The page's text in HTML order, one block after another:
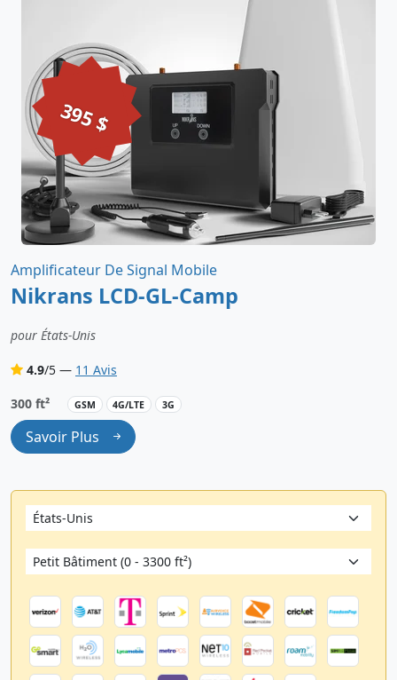
Amplificateur De Signal Mobile
Nikrans LCD-GL-Camp
pour États-Unis
4.9/5 — 11 Avis
300 ft²
GSM 4G/LTE 3G
Savoir Plus
395 $